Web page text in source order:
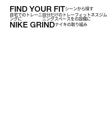
FIND YOUR FITシーンから探す
自宅でのトレーニ
ングに
自分だけのトレー
ニングスぺースを
フィットネスジム
の設備に
NIKE GRINDナイキの取り組み